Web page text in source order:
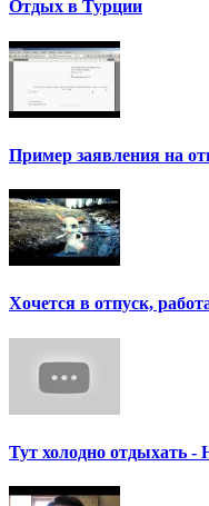
Отдых в Турции
Пример заявления на
Хочется в отпуск,
Тут холодно отдыхать -